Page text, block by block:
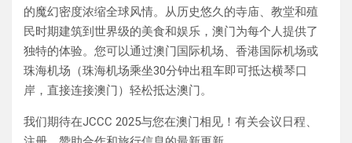
的魔幻密度浓缩全球风情。从历史悠久的寺庙、教堂和殖
民时期建筑到世界级的美食和娱乐，澳门为每个人提供了
独特的体验。您可以通过澳门国际机场、香港国际机场或
珠海机场（珠海机场乘坐30分钟出租车即可抵达横琴口
岸，直接连接澳门）轻松抵达澳门。
我们期待在JCCC 2025与您在澳门相见！有关会议日程、